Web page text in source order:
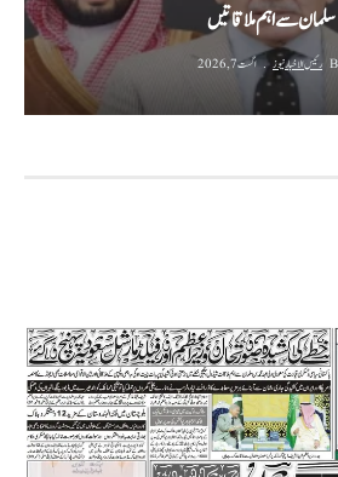
سلمان سے اہم ملاقاتیں
رئیس الاخبار نیوز اگست 7, 2026